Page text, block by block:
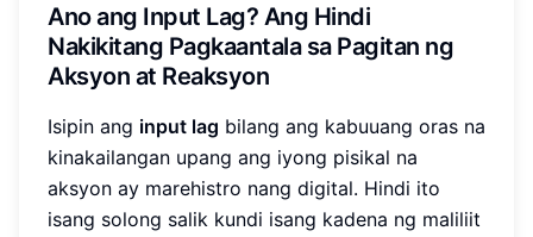
Ano ang Input Lag? Ang Hindi
Nakikitang Pagkaantala sa Pagitan ng
Aksyon at Reaksyon
Isipin ang input lag bilang ang kabuuang oras na
kinakailangan upang ang iyong pisikal na
aksyon ay marehistro nang digital. Hindi ito
isang solong salik kundi isang kadena ng maliliit